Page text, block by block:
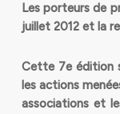
Les porteurs de
juillet 2012 et la
Cette 7e édition
les actions
associations et